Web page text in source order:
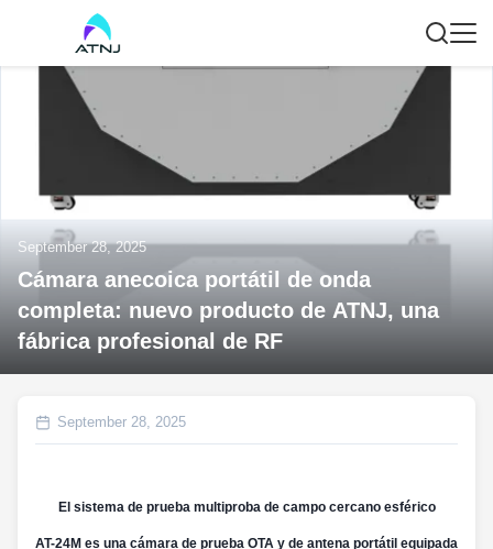
September 28, 2025
Cámara anecoica portátil de onda
completa: nuevo producto de ATNJ, una
fábrica profesional de RF
September 28, 2025
El sistema de prueba multiproba de campo cercano esférico
AT-24M es una cámara de prueba OTA y de antena portátil equipada